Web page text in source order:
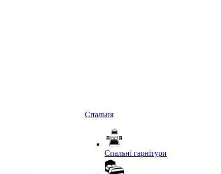
Спальня
Спальні гарнітури